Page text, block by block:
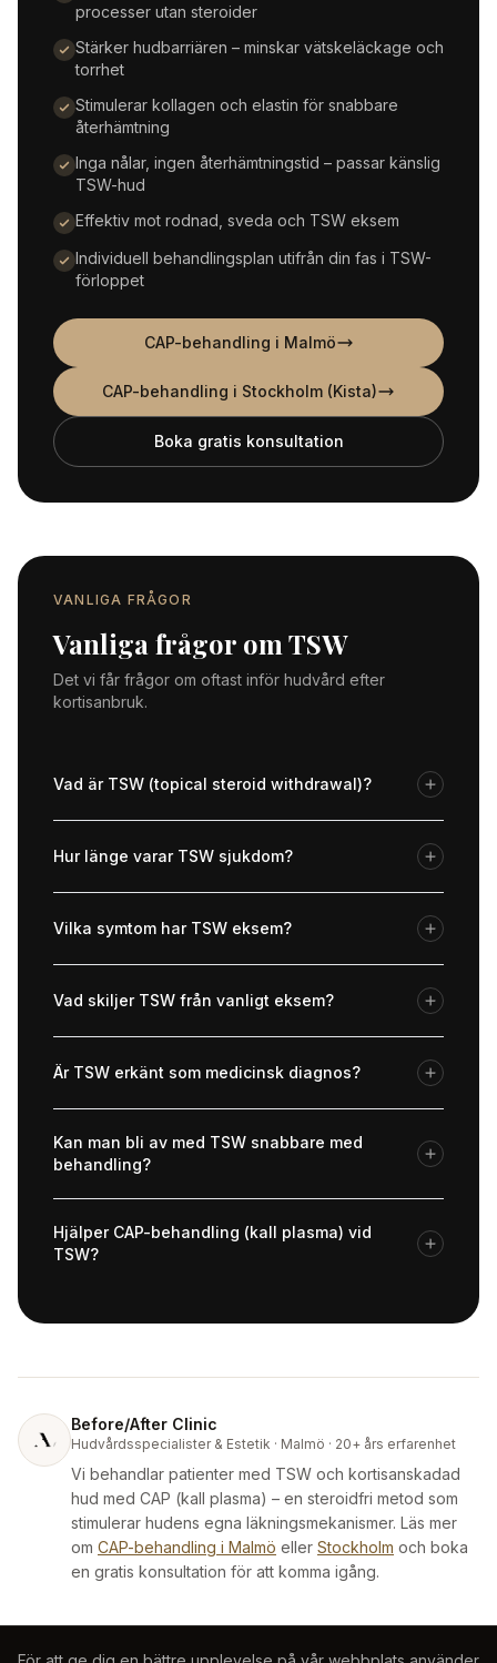
processer utan steroider
Stärker hudbarriären – minskar vätskeläckage och
torrhet
Stimulerar kollagen och elastin för snabbare
återhämtning
Inga nålar, ingen återhämtningstid – passar känslig
TSW-hud
Effektiv mot rodnad, sveda och TSW eksem
Individuell behandlingsplan utifrån din fas i TSW-
förloppet
CAP-behandling i Malmö
CAP-behandling i Stockholm (Kista)
Boka gratis konsultation
VANLIGA FRÅGOR
Vanliga frågor om TSW
Det vi får frågor om oftast inför hudvård efter
kortisanbruk.
Vad är TSW (topical steroid withdrawal)?
Hur länge varar TSW sjukdom?
Vilka symtom har TSW eksem?
Vad skiljer TSW från vanligt eksem?
Är TSW erkänt som medicinsk diagnos?
Kan man bli av med TSW snabbare med
behandling?
Hjälper CAP-behandling (kall plasma) vid
TSW?
Before/After Clinic
Hudvårdsspecialister & Estetik · Malmö · 20+ års erfarenhet
Vi behandlar patienter med TSW och kortisanskadad
hud med CAP (kall plasma) – en steroidfri metod som
stimulerar hudens egna läkningsmekanismer. Läs mer
om CAP-behandling i Malmö eller Stockholm och boka
en gratis konsultation för att komma igång.